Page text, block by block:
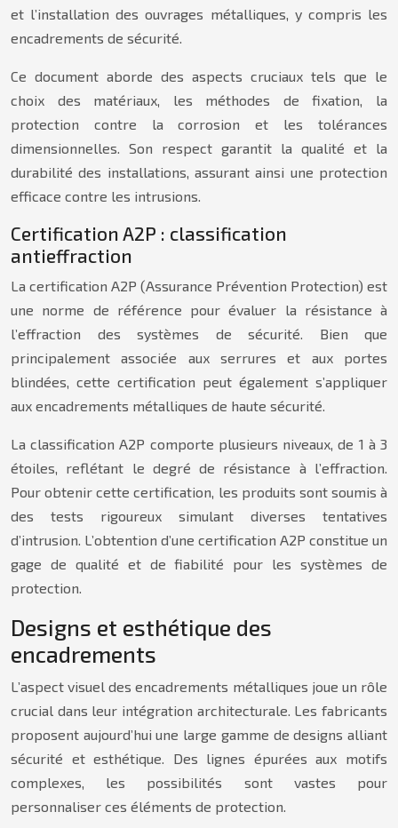
et l’installation des ouvrages métalliques, y compris les
encadrements de sécurité.
Ce document aborde des aspects cruciaux tels que le
choix des matériaux, les méthodes de fixation, la
protection contre la corrosion et les tolérances
dimensionnelles. Son respect garantit la qualité et la
durabilité des installations, assurant ainsi une protection
efficace contre les intrusions.
Certification A2P : classification
antieffraction
La certification A2P (Assurance Prévention Protection) est
une norme de référence pour évaluer la résistance à
l’effraction des systèmes de sécurité. Bien que
principalement associée aux serrures et aux portes
blindées, cette certification peut également s’appliquer
aux encadrements métalliques de haute sécurité.
La classification A2P comporte plusieurs niveaux, de 1 à 3
étoiles, reflétant le degré de résistance à l’effraction.
Pour obtenir cette certification, les produits sont soumis à
des tests rigoureux simulant diverses tentatives
d’intrusion. L’obtention d’une certification A2P constitue un
gage de qualité et de fiabilité pour les systèmes de
protection.
Designs et esthétique des
encadrements
L’aspect visuel des encadrements métalliques joue un rôle
crucial dans leur intégration architecturale. Les fabricants
proposent aujourd’hui une large gamme de designs alliant
sécurité et esthétique. Des lignes épurées aux motifs
complexes, les possibilités sont vastes pour
personnaliser ces éléments de protection.